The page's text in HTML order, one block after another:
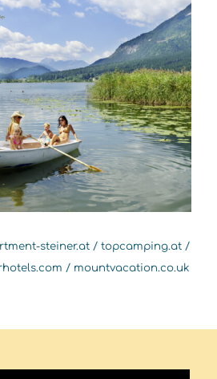
steiner.at / topcamping.at /
/ mountvacation.co.uk